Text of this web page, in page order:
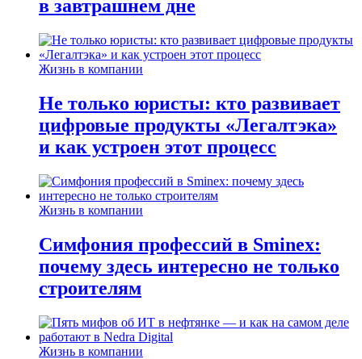
в завтрашнем дне
Жизнь в компании
Не только юристы: кто развивает
цифровые продукты «Легалтэка»
и как устроен этот процесс
Жизнь в компании
Симфония профессий в Sminex:
почему здесь интересно не только
строителям
Жизнь в компании